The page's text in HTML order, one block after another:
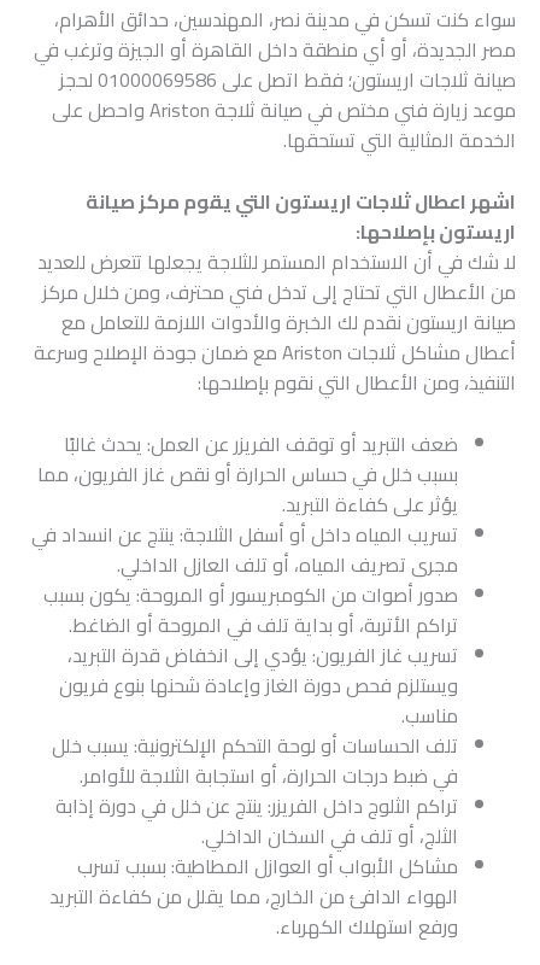
سواء كنت تسكن في مدينة نصر، المهندسين، حدائق الأهرام،
مصر الجديدة، أو أي منطقة داخل القاهرة أو الجيزة وترغب في
صيانة ثلاجات اريستون؛ فقط اتصل على 01000069586 لحجز
موعد زيارة فني مختص في صيانة ثلاجة Ariston واحصل على
الخدمة المثالية التي تستحقها.
اشهر اعطال ثلاجات اريستون التي يقوم مركز صيانة
اريستون بإصلاحها:
لا شك في أن الاستخدام المستمر للثلاجة يجعلها تتعرض للعديد
من الأعطال التي تحتاج إلى تدخل فني محترف، ومن خلال مركز
صيانة اريستون نقدم لك الخبرة والأدوات اللازمة للتعامل مع
أعطال مشاكل ثلاجات Ariston مع ضمان جودة الإصلاح وسرعة
التنفيذ، ومن الأعطال التي نقوم بإصلاحها:
ضعف التبريد أو توقف الفريزر عن العمل: يحدث غالبًا
بسبب خلل في حساس الحرارة أو نقص غاز الفريون، مما
يؤثر على كفاءة التبريد.
تسريب المياه داخل أو أسفل الثلاجة: ينتج عن انسداد في
مجرى تصريف المياه، أو تلف العازل الداخلي.
صدور أصوات من الكومبريسور أو المروحة: يكون بسبب
تراكم الأتربة، أو بداية تلف في المروحة أو الضاغط.
تسريب غاز الفريون: يؤدي إلى انخفاض قدرة التبريد،
ويستلزم فحص دورة الغاز وإعادة شحنها بنوع فريون
مناسب.
تلف الحساسات أو لوحة التحكم الإلكترونية: يسبب خلل
في ضبط درجات الحرارة، أو استجابة الثلاجة للأوامر.
تراكم الثلوج داخل الفريزر: ينتج عن خلل في دورة إذابة
الثلج، أو تلف في السخان الداخلي.
مشاكل الأبواب أو العوازل المطاطية: بسبب تسرب
الهواء الدافئ من الخارج، مما يقلل من كفاءة التبريد
ورفع استهلاك الكهرباء.